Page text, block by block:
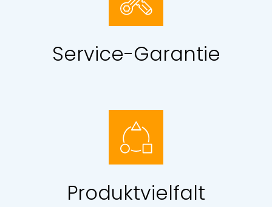
Service-Garantie
Produktvielfalt